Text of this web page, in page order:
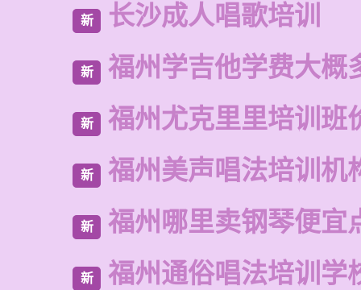
新 长沙成人唱歌培训
新 福州学吉他学费大概
新 福州尤克里里培训班
新 福州美声唱法培训机
新 福州哪里卖钢琴便宜
新 福州通俗唱法培训学